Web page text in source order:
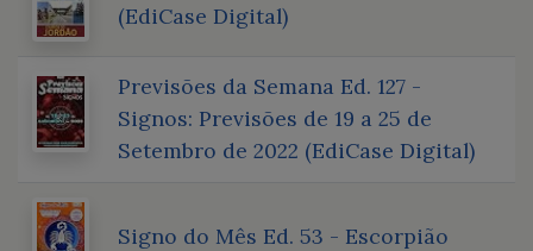
(EdiCase Digital)
Previsões da Semana Ed. 127 -
Signos: Previsões de 19 a 25 de
Setembro de 2022 (EdiCase Digital)
Signo do Mês Ed. 53 - Escorpião